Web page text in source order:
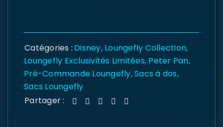
Catégories : Disney, Loungefly Collection,
Loungefly Exclusivités Limitées, Peter Pan,
Pré-Commande Loungefly,Sacs à dos,
Sacs Loungefly
Partager :